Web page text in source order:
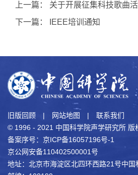
上一篇：
关于开展征集科技歌曲
下一篇：
IEEE培训通知
旧版回顾 | 网站地图 |
联系我们
© 1996 - 2021 中国科学院声学研究所 版
备案序号：京ICP备16057196号-1
京公网安备110402500001号
地址：北京市海淀区北四环西路21号中国